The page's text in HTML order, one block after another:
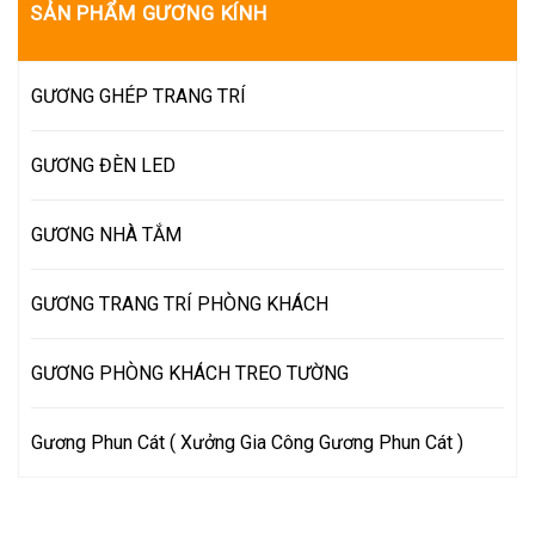
SẢN PHẨM GƯƠNG KÍNH
GƯƠNG GHÉP TRANG TRÍ
GƯƠNG ĐÈN LED
GƯƠNG NHÀ TẮM
GƯƠNG TRANG TRÍ PHÒNG KHÁCH
GƯƠNG PHÒNG KHÁCH TREO TƯỜNG
Gương Phun Cát ( Xưởng Gia Công Gương Phun Cát )